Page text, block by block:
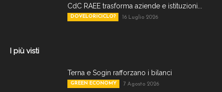
CdC RAEE trasforma aziende e istituzioni...
DOVELORICICLO? 16 Luglio 2026
I più visti
Terna e Sogin rafforzano i bilanci
GREEN ECONOMY 7 Agosto 2026